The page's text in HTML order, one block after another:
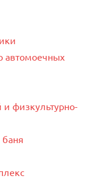
автомоечных
физкультурно-
баня